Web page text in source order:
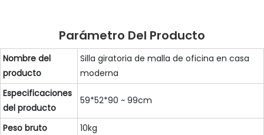
Parámetro Del Producto
Nombre del
producto
Silla giratoria de malla de oficina en casa
moderna
Especificaciones
del producto
59*52*90 ~ 99cm
Peso bruto
10kg